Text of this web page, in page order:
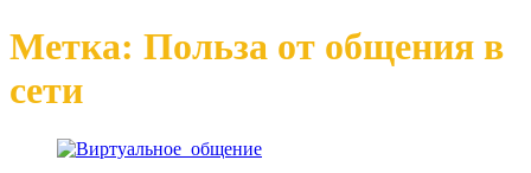
Метка: Польза от общения в
сети